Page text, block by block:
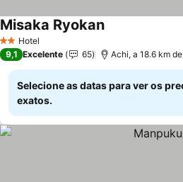
2 Estrelas
Hotel
Misaka Ryokan
9,1 Excelente 65 Achi, a 18.6 km
Selecione as datas para ver os
exatos.